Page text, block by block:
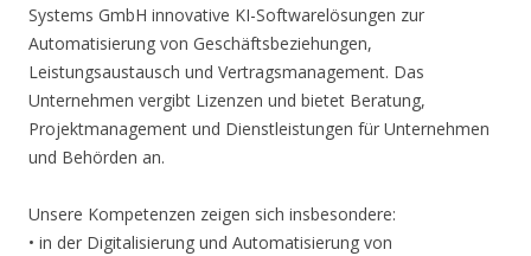
Systems GmbH innovative KI-Softwarelösungen zur
Automatisierung von Geschäftsbeziehungen,
Leistungsaustausch und Vertragsmanagement. Das
Unternehmen vergibt Lizenzen und bietet Beratung,
Projektmanagement und Dienstleistungen für Unternehmen
und Behörden an.
Unsere Kompetenzen zeigen sich insbesondere:
• in der Digitalisierung und Automatisierung von